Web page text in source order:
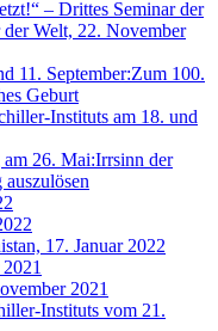
– Drittes Seminar der
Welt, 22. November
11. September:Zum 100.
Geburt
Instituts am 18. und
26. Mai:Irrsinn der
17. Januar 2022
2021
Instituts vom 21.